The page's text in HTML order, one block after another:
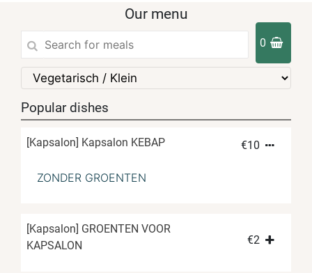
Our menu
0
Popular dishes
[Kapsalon] Kapsalon KEBAP €10
ZONDER GROENTEN
[Kapsalon] GROENTEN VOOR
KAPSALON
€2